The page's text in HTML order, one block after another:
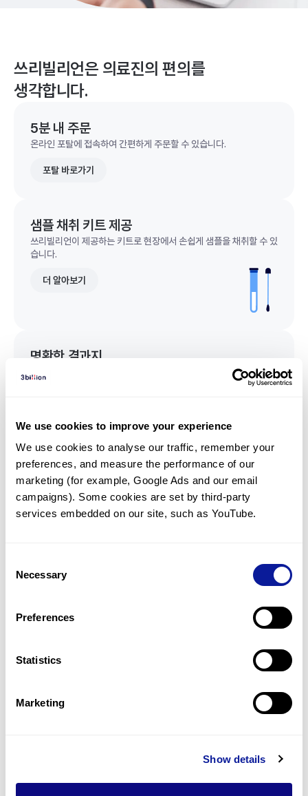
We use cookies to improve your experience
We use cookies to analyse our traffic, remember your
preferences, and measure the performance of our
marketing (for example, Google Ads and our email
campaigns). Some cookies are set by third-party
services embedded on our site, such as YouTube.
Selection
Necessary
Preferences
Statistics
Marketing
Show details
쓰리빌리언은 의료진의 편의를
생각합니다.
5분 내 주문
온라인 포탈에 접속하여 간편하게 주문할 수 있습니다.
포탈 바로가기
샘플 채취 키트 제공
쓰리빌리언이 제공하는 키트로 현장에서 손쉽게 샘플을 채취할 수 있
습니다.
더 알아보기
명확한 결과지
임상유전학팀과 소통
궁금한 점을 임상유전학팀과 직접 논의 할 수 있습니다.
문의하기
미진단된 경우에 재분석을 통해 후속 케어를 받을 수 있습니다.
최신 유전학 정보 제공
블로그와 뉴스레터를 통해 최신 유전학 정보를 제공해 드립니다.
쓰리빌리언은 유전자 진단에 필요한 여러 기술의 개발과 도입에 힘쓰고 있습니
더 정확한 변이 해석과 높은 진단율을 위한 쓰리빌리언의 기술에 대해 알아보